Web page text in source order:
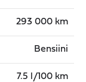
293 000 km
Bensiini
7.5 l/100 km